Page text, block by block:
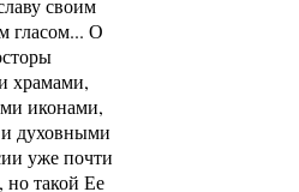
своим
гласом... О
храмами,
иконами,
духовными
уже почти
но такой Ее